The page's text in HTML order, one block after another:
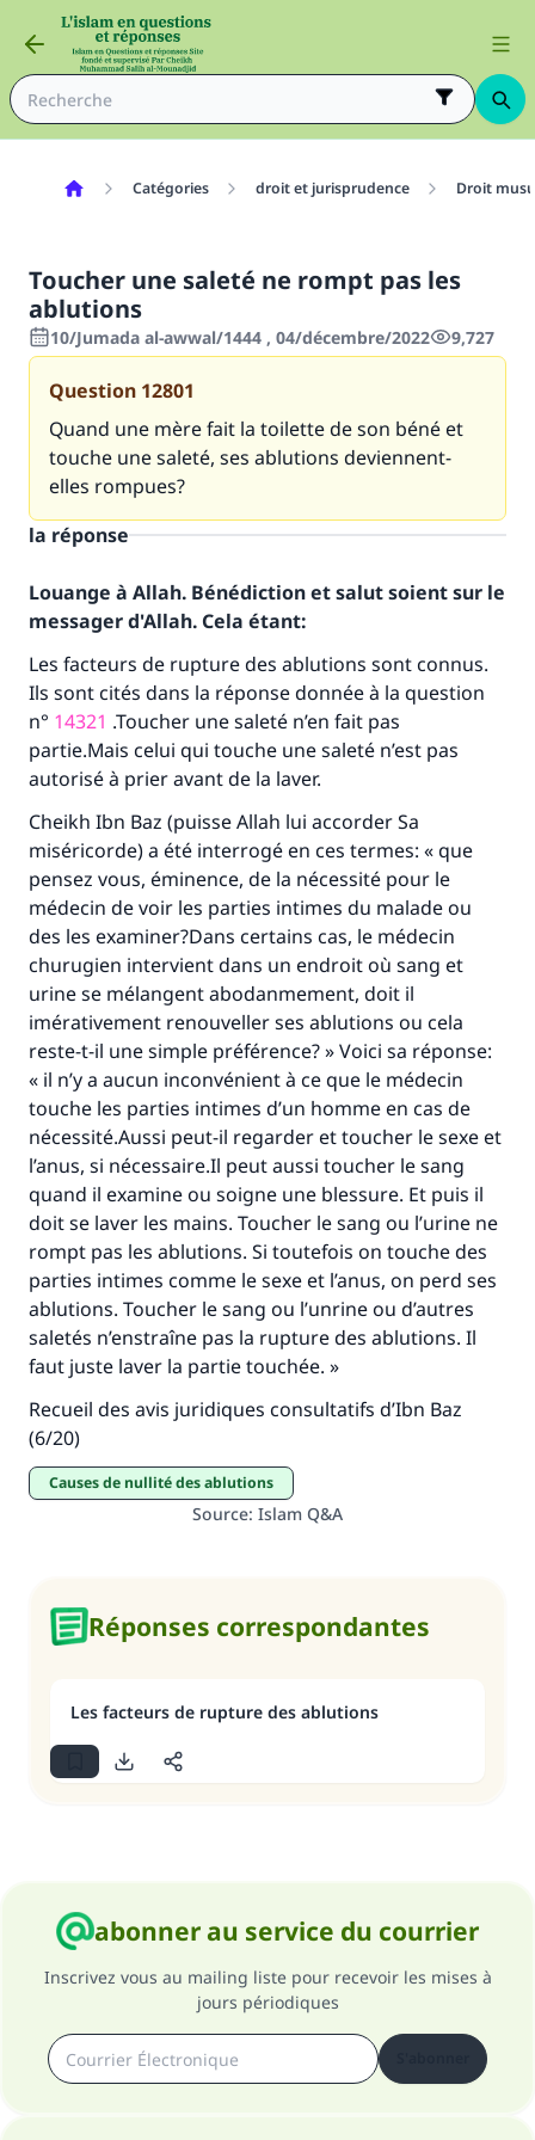
Catégories droit et jurisprudence Droit
Toucher une saleté ne rompt pas les
ablutions
10/Jumada al-awwal/1444 , 04/décembre/2022 9,727
Question 12801
Quand une mère fait la toilette de son béné et
touche une saleté, ses ablutions deviennent-
elles rompues?
la réponse
Louange à Allah. Bénédiction et salut soient sur le
messager d'Allah. Cela étant:
Les facteurs de rupture des ablutions sont connus.
Ils sont cités dans la réponse donnée à la question
n° 14321 .Toucher une saleté n’en fait pas
partie.Mais celui qui touche une saleté n’est pas
autorisé à prier avant de la laver.
Cheikh Ibn Baz (puisse Allah lui accorder Sa
miséricorde) a été interrogé en ces termes: « que
pensez vous, éminence, de la nécessité pour le
médecin de voir les parties intimes du malade ou
des les examiner?Dans certains cas, le médecin
churugien intervient dans un endroit où sang et
urine se mélangent abodanmement, doit il
imérativement renouveller ses ablutions ou cela
reste-t-il une simple préférence? » Voici sa réponse:
« il n’y a aucun inconvénient à ce que le médecin
touche les parties intimes d’un homme en cas de
nécessité.Aussi peut-il regarder et toucher le sexe et
l’anus, si nécessaire.Il peut aussi toucher le sang
quand il examine ou soigne une blessure. Et puis il
doit se laver les mains. Toucher le sang ou l’urine ne
rompt pas les ablutions. Si toutefois on touche des
parties intimes comme le sexe et l’anus, on perd ses
ablutions. Toucher le sang ou l’unrine ou d’autres
saletés n’enstraîne pas la rupture des ablutions. Il
faut juste laver la partie touchée. »
Recueil des avis juridiques consultatifs d’Ibn Baz
(6/20)
causes de nullité des ablutions
Source: Islam Q&A
Réponses correspondantes
Les facteurs de rupture des ablutions
abonner au service du courrier
Inscrivez vous au mailing liste pour recevoir les mises à
jours périodiques
Faites une différence dans la vie de
millions de personnes grâce à votre
contribution
Aidez nous à apporter des réponses.
Le Messager d'Allah (Paix sur lui) a dit:
"Celui qui indique une bonne action obtient la
même récompense que celui qui le fait."
(MOUSLIM 1893)
Soutenez IslamQA